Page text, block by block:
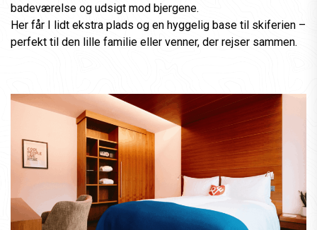
badeværelse og udsigt mod bjergene.
Her får I lidt ekstra plads og en hyggelig base til skiferien –
perfekt til den lille familie eller venner, der rejser sammen.